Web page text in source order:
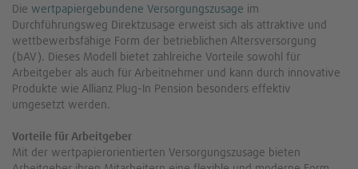
Die wertpapiergebundene Versorgungszusage im
Durchführungsweg Direktzusage erweist sich als attraktive und
wettbewerbsfähige Form der betrieblichen Altersversorgung
(bAV). Dieses Modell bietet zahlreiche Vorteile sowohl für
Arbeitgeber als auch für Arbeitnehmer und kann durch innovative
Produkte wie Allianz Plug-In Pension besonders effektiv
umgesetzt werden.
Vorteile für Arbeitgeber
Mit der wertpapierorientierten Versorgungszusage bieten